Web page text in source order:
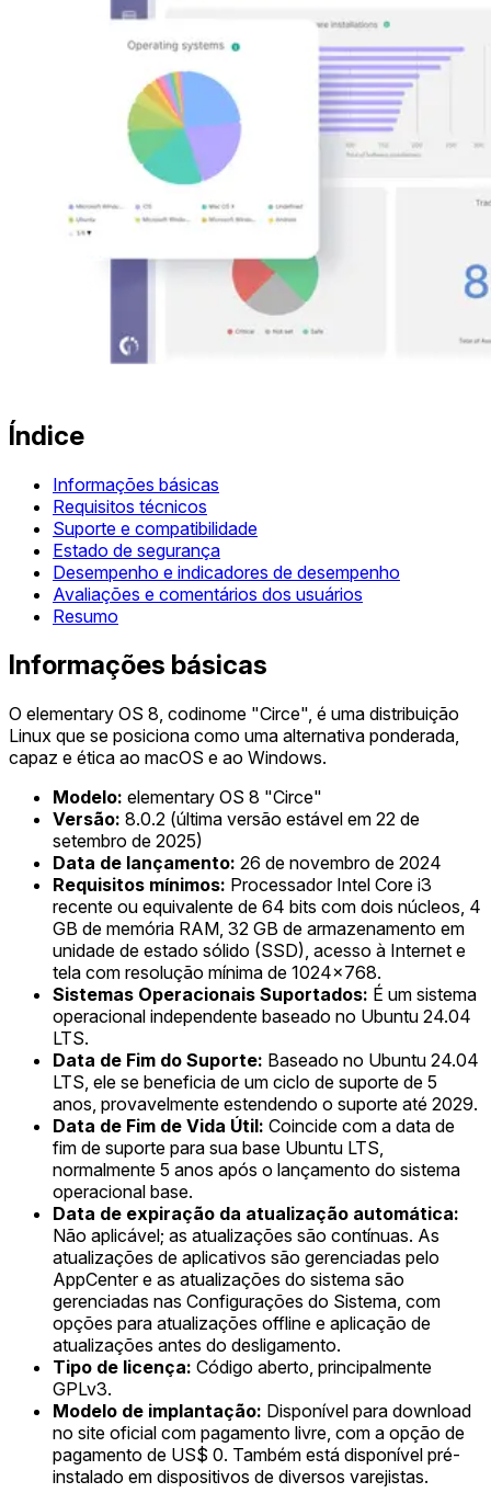
Índice
Informações básicas
Requisitos técnicos
Suporte e compatibilidade
Estado de segurança
Desempenho e indicadores de desempenho
Avaliações e comentários dos usuários
Resumo
Informações básicas
O elementary OS 8, codinome "Circe", é uma distribuição
Linux que se posiciona como uma alternativa ponderada,
capaz e ética ao macOS e ao Windows.
Modelo: elementary OS 8 "Circe"
Versão: 8.0.2 (última versão estável em 22 de
setembro de 2025)
Data de lançamento: 26 de novembro de 2024
Requisitos mínimos: Processador Intel Core i3
recente ou equivalente de 64 bits com dois núcleos, 4
GB de memória RAM, 32 GB de armazenamento em
unidade de estado sólido (SSD), acesso à Internet e
tela com resolução mínima de 1024x768.
Sistemas Operacionais Suportados: É um sistema
operacional independente baseado no Ubuntu 24.04
LTS.
Data de Fim do Suporte: Baseado no Ubuntu 24.04
LTS, ele se beneficia de um ciclo de suporte de 5
anos, provavelmente estendendo o suporte até 2029.
Data de Fim de Vida Útil: Coincide com a data de
fim de suporte para sua base Ubuntu LTS,
normalmente 5 anos após o lançamento do sistema
operacional base.
Data de expiração da atualização automática:
Não aplicável; as atualizações são contínuas. As
atualizações de aplicativos são gerenciadas pelo
AppCenter e as atualizações do sistema são
gerenciadas nas Configurações do Sistema, com
opções para atualizações offline e aplicação de
atualizações antes do desligamento.
Tipo de licença: Código aberto, principalmente
GPLv3.
Modelo de implantação: Disponível para download
no site oficial com pagamento livre, com a opção de
pagamento de US$ 0. Também está disponível pré-
instalado em dispositivos de diversos varejistas.